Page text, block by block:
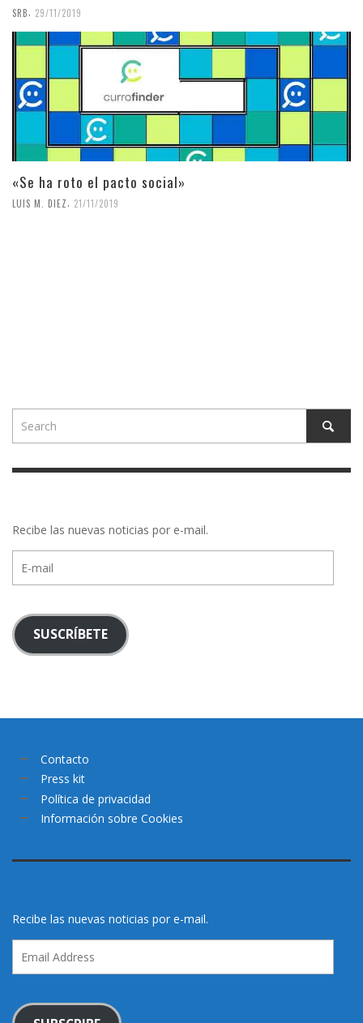
SRB 29/11/2019
«Se ha roto el pacto social»
LUIS M. DIEZ 21/11/2019
Recibe las nuevas noticias por e-mail.
mail
SUSCRÍBETE
Contacto
Press kit
Política de privacidad
Información sobre Cookies
Recibe las nuevas noticias por e-mail.
Address